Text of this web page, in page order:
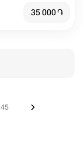
35 000֏
45